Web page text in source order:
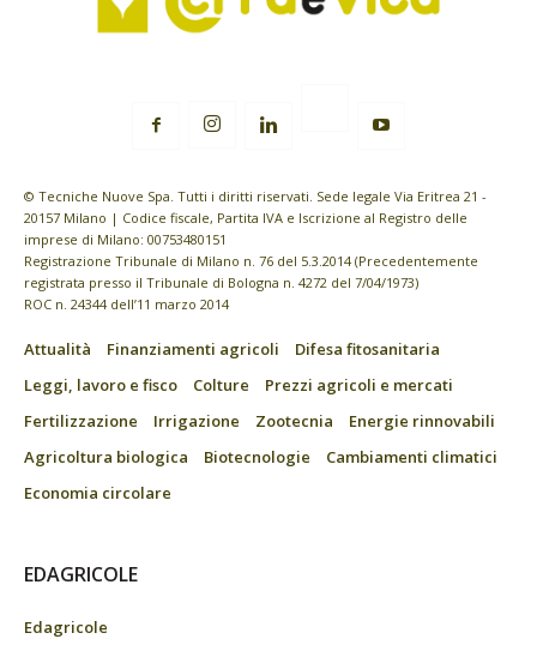
© Tecniche Nuove Spa. Tutti i diritti riservati. Sede legale Via Eritrea 21 -
20157 Milano | Codice fiscale, Partita IVA e Iscrizione al Registro delle
imprese di Milano: 00753480151
Registrazione Tribunale di Milano n. 76 del 5.3.2014 (Precedentemente
registrata presso il Tribunale di Bologna n. 4272 del 7/04/1973)
ROC n. 24344 dell’11 marzo 2014
Attualità Finanziamenti agricoli
Difesa fitosanitaria
Leggi, lavoro e fisco
Colture
Prezzi agricoli e mercati
Fertilizzazione
Irrigazione Zootecnia
Energie rinnovabili
Agricoltura biologica
Biotecnologie
Cambiamenti climatici
Economia circolare
EDAGRICOLE
Edagricole